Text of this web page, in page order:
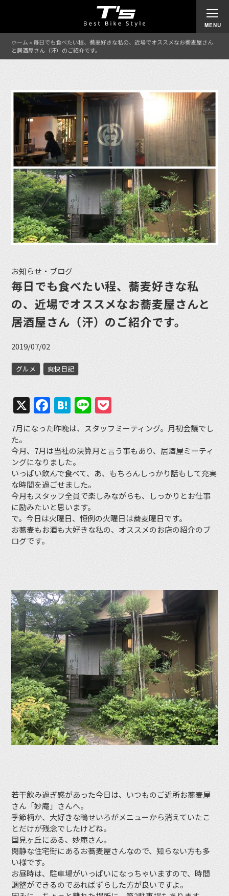
ホーム » 毎日でも食べたい程、蕎麦好きな私の、近場でオススメなお蕎麦屋さん
と居酒屋さん（汗）のご紹介です。
お知らせ・ブログ
毎日でも食べたい程、蕎麦好きな私
の、近場でオススメなお蕎麦屋さんと
居酒屋さん（汗）のご紹介です。
2019/07/02
グルメ 爽快日記
X Facebook
Hatena
Line
7月になった昨晩は、スタッフミーティング。月初会議でし
た。
今月、7月は当社の決算月と言う事もあり、居酒屋ミーティ
ングになりました。
いっぱい飲んで食べて、あ、もちろんしっかり話もして充実
な時間を過ごせました。
今月もスタッフ全員で楽しみながらも、しっかりとお仕事
に励みたいと思います。
で。今日は火曜日、恒例の火曜日は蕎麦曜日です。
お蕎麦もお酒も大好きな私の、オススメのお店の紹介のブ
ログです。
若干飲み過ぎ感があった今日は、いつものご近所お蕎麦屋
さん「妙庵」さんへ。
季節柄か、大好きな鴨せいろがメニューから消えていたこ
とだけが残念でしたけどね。
国見ヶ丘にある、妙庵さん。
閑静な住宅街にあるお蕎麦屋さんなので、知らない方も多
い様です。
お昼時は、駐車場がいっぱいになっちゃいますので、時間
調整ができるのであればずらした方が良いですよ。